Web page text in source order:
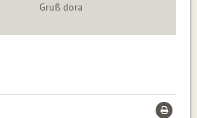
Gruß dora